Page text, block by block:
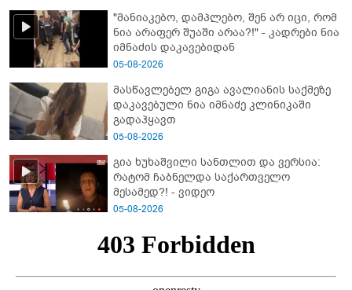
"მანიაკებო, დამპლებო, შენ არ იცი, რომ
ნია არაფერ შუაში არაა?!" - კადრები ნია
იმნაძის დაკავებიდან
05-08-2026
მასწავლებელ გიგა ავალიანის საქმეზე
დაკავებული ნია იმნაძე კლინიკაში
გადაჰყავთ
05-08-2026
გია ხუხაშვილი სანთლით და ვერსია:
რატომ ჩაბნელდა საქართველო
მესამედ?! - ვიდეო
05-08-2026